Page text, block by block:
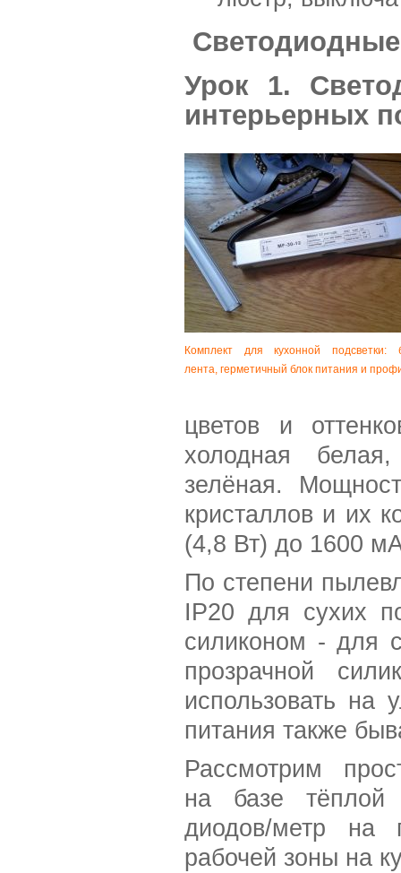
Урок 1.
интерьерных
Комплект для кухонной подсветки:
лента, герметичный блок питания и
цветов и
холодная
зелёная.
кристаллов и их
(4,8 Вт) до 1600
По степени
IP20 для сухих
силиконом - для
прозрачной
использовать на
питания также
Рассмотрим
на базе
диодов/метр на
рабочей зоны на